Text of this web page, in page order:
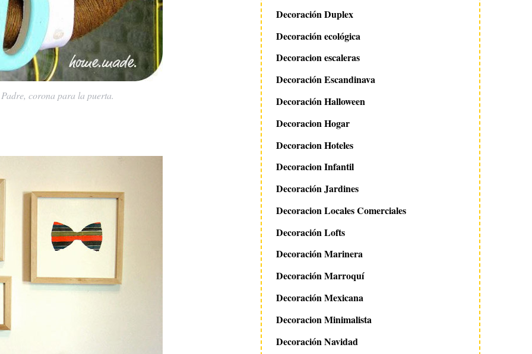
corona para la puerta.
Decoración Duplex
Decoración ecológica
Decoracion escaleras
Decoración Escandinava
Decoración Halloween
Decoracion Hogar
Decoracion Hoteles
Decoracion Infantil
Decoración Jardines
Decoracion Locales Comerciales
Decoración Lofts
Decoración Marinera
Decoración Marroquí
Decoración Mexicana
Decoracion Minimalista
Decoración Navidad